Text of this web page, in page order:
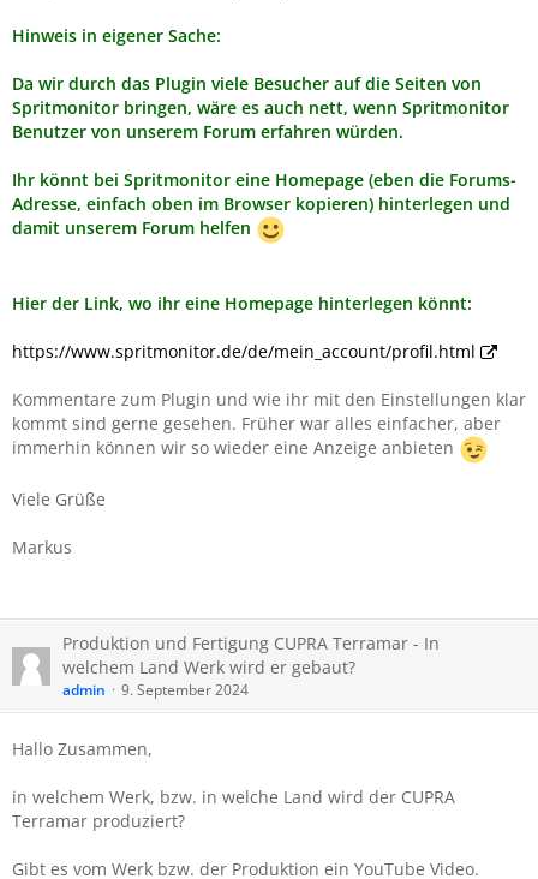
Hinweis in eigener Sache:
Da wir durch das Plugin viele Besucher auf die Seiten von
Spritmonitor bringen, wäre es auch nett, wenn Spritmonitor
Benutzer von unserem Forum erfahren würden.
Ihr könnt bei Spritmonitor eine Homepage (eben die Forums-
Adresse, einfach oben im Browser kopieren) hinterlegen und
damit unserem Forum helfen
Hier der Link, wo ihr eine Homepage hinterlegen könnt:
https://www.spritmonitor.de/de/mein_account/profil.html
Kommentare zum Plugin und wie ihr mit den Einstellungen klar
kommt sind gerne gesehen. Früher war alles einfacher, aber
immerhin können wir so wieder eine Anzeige anbieten
Viele Grüße
Markus
Produktion und Fertigung CUPRA Terramar - In
welchem Land Werk wird er gebaut?
admin 9. September 2024
Hallo Zusammen,
in welchem Werk, bzw. in welche Land wird der CUPRA
Terramar produziert?
Gibt es vom Werk bzw. der Produktion ein YouTube Video.